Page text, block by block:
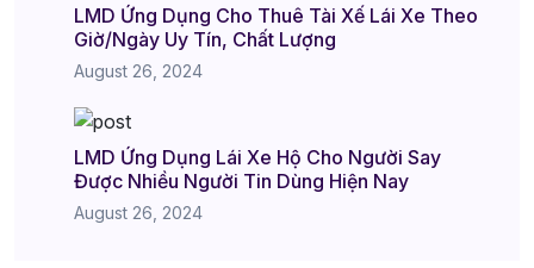
LMD Ứng Dụng Cho Thuê Tài Xế Lái Xe Theo
Giờ/Ngày Uy Tín, Chất Lượng
August 26, 2024
LMD Ứng Dụng Lái Xe Hộ Cho Người Say
Được Nhiều Người Tin Dùng Hiện Nay
August 26, 2024